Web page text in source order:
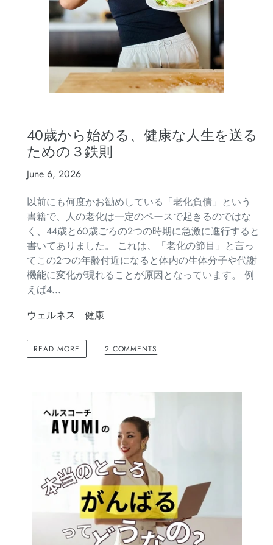
40歳から始める、健康な人生を送る
ための３鉄則
June 6, 2026
以前にも何度かお勧めしている「老化負債」という
書籍で、人の老化は一定のペースで起きるのではな
く、44歳と60歳ごろの2つの時期に急激に進行すると
書いてありました。 これは、「老化の節目」と言っ
てこの2つの年齢付近になると体内の生体分子や代謝
機能に変化が現れることが原因となっています。 例
えば4...
ウェルネス
健康
READ MORE 2 COMMENTS